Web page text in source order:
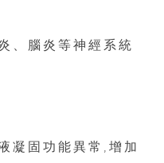
、腦炎等神經系統
凝固功能異常,增加